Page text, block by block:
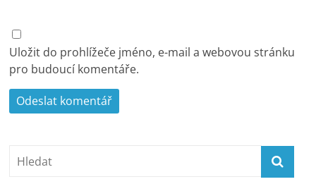
Uložit do prohlížeče jméno, e-mail a webovou stránku
pro budoucí komentáře.